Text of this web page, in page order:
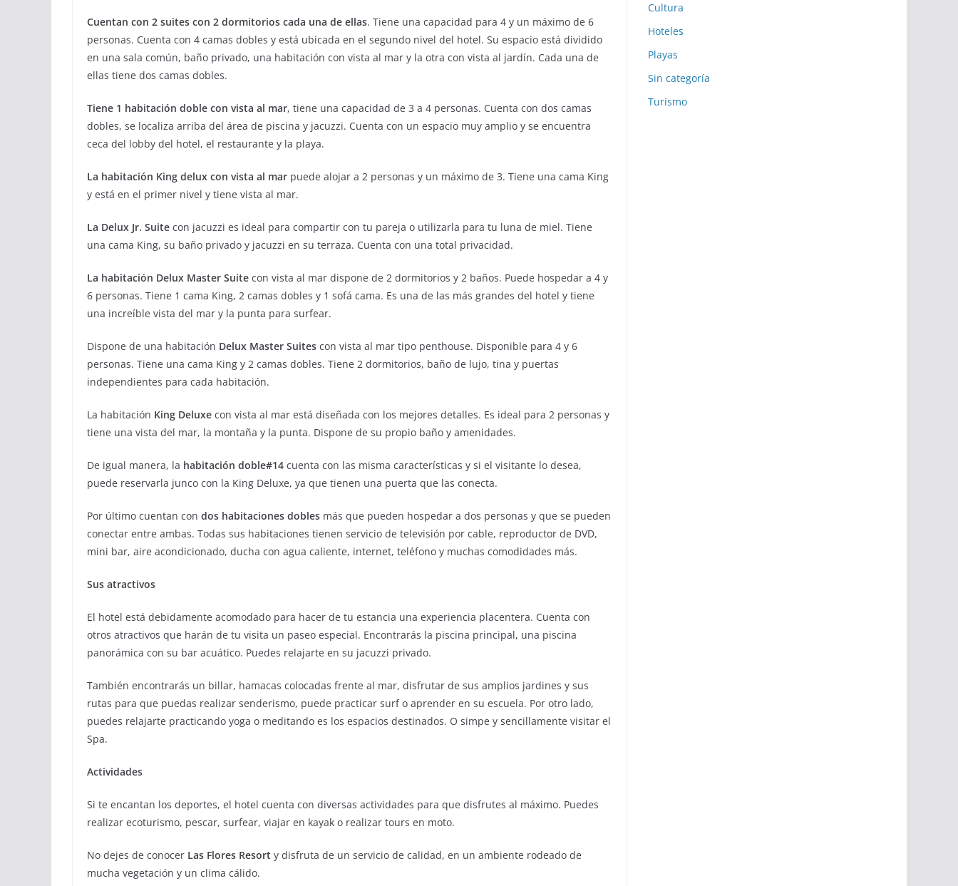
Cuentan con 2 suites con 2 dormitorios cada una de ellas. Tiene una capacidad para 4 y un máximo de 6
personas. Cuenta con 4 camas dobles y está ubicada en el segundo nivel del hotel. Su espacio está dividido
en una sala común, baño privado, una habitación con vista al mar y la otra con vista al jardín. Cada una de
ellas tiene dos camas dobles.
Tiene 1 habitación doble con vista al mar, tiene una capacidad de 3 a 4 personas. Cuenta con dos camas
dobles, se localiza arriba del área de piscina y jacuzzi. Cuenta con un espacio muy amplio y se encuentra
ceca del lobby del hotel, el restaurante y la playa.
La habitación King delux con vista al mar puede alojar a 2 personas y un máximo de 3. Tiene una cama King
y está en el primer nivel y tiene vista al mar.
La Delux Jr. Suite con jacuzzi es ideal para compartir con tu pareja o utilizarla para tu luna de miel. Tiene
una cama King, su baño privado y jacuzzi en su terraza. Cuenta con una total privacidad.
La habitación Delux Master Suite con vista al mar dispone de 2 dormitorios y 2 baños. Puede hospedar a 4 y
6 personas. Tiene 1 cama King, 2 camas dobles y 1 sofá cama. Es una de las más grandes del hotel y tiene
una increíble vista del mar y la punta para surfear.
Dispone de una habitación Delux Master Suites con vista al mar tipo penthouse. Disponible para 4 y 6
personas. Tiene una cama King y 2 camas dobles. Tiene 2 dormitorios, baño de lujo, tina y puertas
independientes para cada habitación.
La habitación King Deluxe con vista al mar está diseñada con los mejores detalles. Es ideal para 2 personas y
tiene una vista del mar, la montaña y la punta. Dispone de su propio baño y amenidades.
De igual manera, la habitación doble#14 cuenta con las misma características y si el visitante lo desea,
puede reservarla junco con la King Deluxe, ya que tienen una puerta que las conecta.
Por último cuentan con dos habitaciones dobles más que pueden hospedar a dos personas y que se pueden
conectar entre ambas. Todas sus habitaciones tienen servicio de televisión por cable, reproductor de DVD,
mini bar, aire acondicionado, ducha con agua caliente, internet, teléfono y muchas comodidades más.
Sus atractivos
El hotel está debidamente acomodado para hacer de tu estancia una experiencia placentera. Cuenta con
otros atractivos que harán de tu visita un paseo especial. Encontrarás la piscina principal, una piscina
panorámica con su bar acuático. Puedes relajarte en su jacuzzi privado.
También encontrarás un billar, hamacas colocadas frente al mar, disfrutar de sus amplios jardines y sus
rutas para que puedas realizar senderismo, puede practicar surf o aprender en su escuela. Por otro lado,
puedes relajarte practicando yoga o meditando es los espacios destinados. O simpe y sencillamente visitar el
Spa.
Actividades
Si te encantan los deportes, el hotel cuenta con diversas actividades para que disfrutes al máximo. Puedes
realizar ecoturismo, pescar, surfear, viajar en kayak o realizar tours en moto.
No dejes de conocer Las Flores Resort y disfruta de un servicio de calidad, en un ambiente rodeado de
mucha vegetación y un clima cálido.
Cultura
Hoteles
Playas
Sin categoría
Turismo